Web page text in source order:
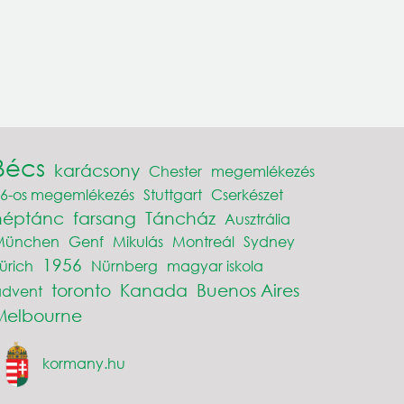
karácsony Chester megemlékezés
os megemlékezés Stuttgart Cserkészet
farsang Táncház Ausztrália
Genf Mikulás Montreál Sydney
1956 Nürnberg magyar iskola
toronto Kanada Buenos Aires
kormany.hu